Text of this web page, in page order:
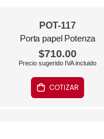
POT-117
Porta papel Potenza
$710.00
COTIZAR